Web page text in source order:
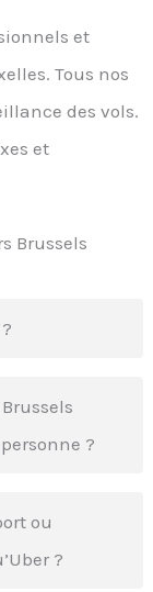
et
Tous nos
des vols.
et
Brussels
?
ou
?